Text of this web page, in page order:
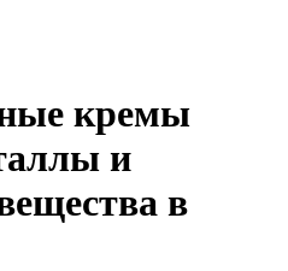
кремы
и
в